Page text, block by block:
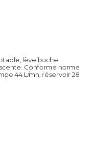
lève buche
Conforme norme
44 L/mn, réservoir 28